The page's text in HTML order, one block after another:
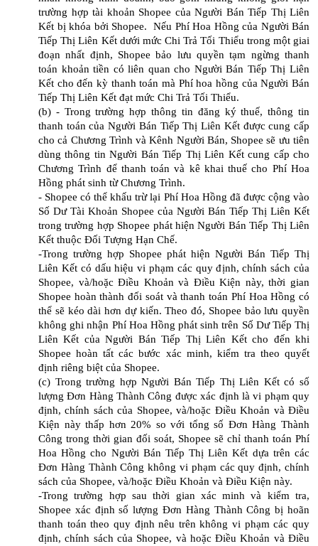
trường hợp tài khoản Shopee của Người Bán Tiếp Thị Liên
Kết bị khóa bởi Shopee. Nếu Phí Hoa Hồng của Người Bán
Tiếp Thị Liên Kết dưới mức Chi Trả Tối Thiểu trong một giai
đoạn nhất định, Shopee bảo lưu quyền tạm ngừng thanh
toán khoản tiền có liên quan cho Người Bán Tiếp Thị Liên
Kết cho đến kỳ thanh toán mà Phí hoa hồng của Người Bán
Tiếp Thị Liên Kết đạt mức Chi Trả Tối Thiểu.
(b) - Trong trường hợp thông tin đăng ký thuế, thông tin
thanh toán của Người Bán Tiếp Thị Liên Kết được cung cấp
cho cả Chương Trình và Kênh Người Bán, Shopee sẽ ưu tiên
dùng thông tin Người Bán Tiếp Thị Liên Kết cung cấp cho
Chương Trình để thanh toán và kê khai thuế cho Phí Hoa
Hồng phát sinh từ Chương Trình.
- Shopee có thể khấu trừ lại Phí Hoa Hồng đã được cộng vào
Số Dư Tài Khoản Shopee của Người Bán Tiếp Thị Liên Kết
trong trường hợp Shopee phát hiện Người Bán Tiếp Thị Liên
Kết thuộc Đối Tượng Hạn Chế.
-Trong trường hợp Shopee phát hiện Người Bán Tiếp Thị
Liên Kết có dấu hiệu vi phạm các quy định, chính sách của
Shopee, và/hoặc Điều Khoản và Điều Kiện này, thời gian
Shopee hoàn thành đối soát và thanh toán Phí Hoa Hồng có
thể sẽ kéo dài hơn dự kiến. Theo đó, Shopee bảo lưu quyền
không ghi nhận Phí Hoa Hồng phát sinh trên Số Dư Tiếp Thị
Liên Kết của Người Bán Tiếp Thị Liên Kết cho đến khi
Shopee hoàn tất các bước xác minh, kiểm tra theo quyết
định riêng biệt của Shopee.
(c) Trong trường hợp Người Bán Tiếp Thị Liên Kết có số
lượng Đơn Hàng Thành Công được xác định là vi phạm quy
định, chính sách của Shopee, và/hoặc Điều Khoản và Điều
Kiện này thấp hơn 20% so với tổng số Đơn Hàng Thành
Công trong thời gian đối soát, Shopee sẽ chỉ thanh toán Phí
Hoa Hồng cho Người Bán Tiếp Thị Liên Kết dựa trên các
Đơn Hàng Thành Công không vi phạm các quy định, chính
sách của Shopee, và/hoặc Điều Khoản và Điều Kiện này.
-Trong trường hợp sau thời gian xác minh và kiểm tra,
Shopee xác định số lượng Đơn Hàng Thành Công bị hoãn
thanh toán theo quy định nêu trên không vi phạm các quy
định, chính sách của Shopee, và hoặc Điều Khoản và Điều